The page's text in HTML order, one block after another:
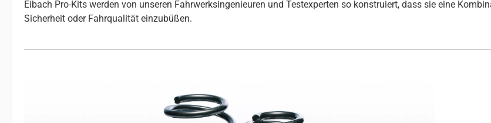
Eibach Pro-Kits werden von unseren Fahrwerksingenieuren und Testexperten so konstruiert, dass sie eine
Sicherheit oder Fahrqualität einzubüßen.